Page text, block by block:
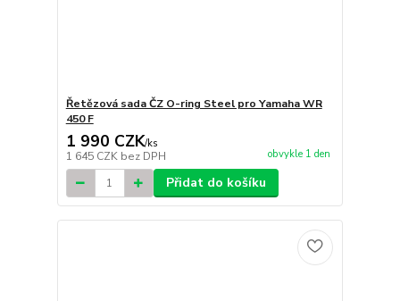
Řetězová sada ČZ O-ring Steel pro Yamaha WR
450 F
1 990 CZK/ks
1 645 CZK bez DPH obvykle 1 den
Přidat do košíku